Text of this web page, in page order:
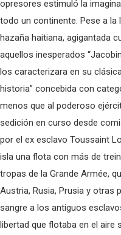
opresores estimuló la
todo un continente. Pese a
hazaña haitiana, agigantada
aquellos inesperados
los caracterizara en su
historia” concebida con
menos que al poderoso
sedición en curso desde
por el ex esclavo Toussaint
isla una flota con más de
tropas de la Grande Armée,
Austria, Rusia, Prusia y otras
sangre a los antiguos
libertad que flotaba en el aire